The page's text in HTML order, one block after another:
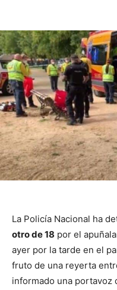
La Policía Nacional ha
otro de 18 por el
ayer por la tarde en el
fruto de una reyerta
informado una portavoz